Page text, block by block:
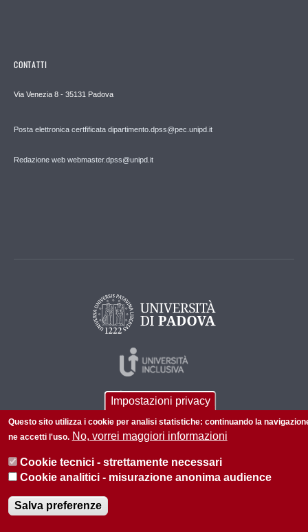
CONTATTI
Via Venezia 8 - 35131 Padova
Posta elettronica certfificata dipartimento.dpss@pec.unipd.it
Redazione web webmaster.dpss@unipd.it
© 2026 Università di Padova - Tutti i diritti riservati
P.I. 00742430283 C.F. 80006480281
Impostazioni privacy
Questo sito utilizza i cookie per analisi statistiche: continuando la
ne accetti l'uso. No, vorrei maggiori informazioni
Cookie tecnici - strettamente necessari
Cookie analitici - misurazione anonima audience
Salva preferenze